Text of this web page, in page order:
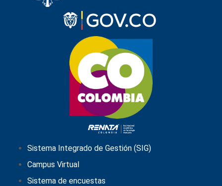
Sistema Integrado de Gestión (SIG)
Campus Virtual
Sistema de encuestas